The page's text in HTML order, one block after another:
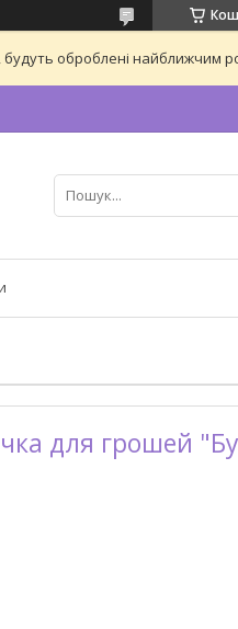
будуть оброблені найближчим
для грошей